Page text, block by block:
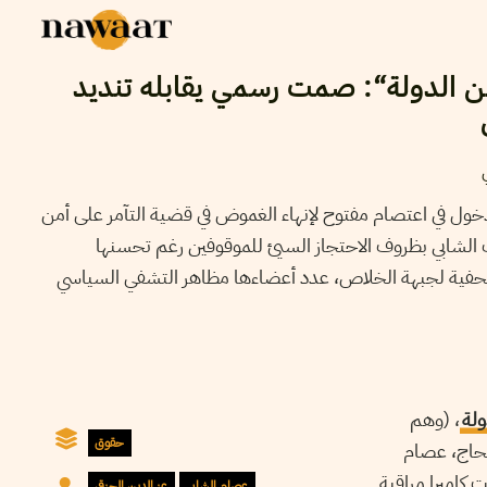
الدولة“: صمت رسمي يقابله تنديد
الدخول في اعتصام مفتوح لإنهاء الغموض في قضية التآمر على أمن
بظروف الاحتجاز السيئ للموقوفين رغم تحسنها
لجبهة الخلاص، عدد أعضاءها مظاهر التشفي السياسي
حقوق
، (وهم
عصام